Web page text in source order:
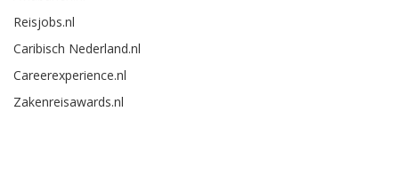
Reisjobs.nl
Caribisch Nederland.nl
Careerexperience.nl
Zakenreisawards.nl